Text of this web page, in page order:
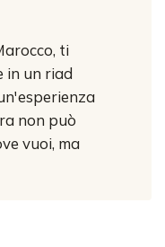
ti
in un riad
non può
vuoi, ma